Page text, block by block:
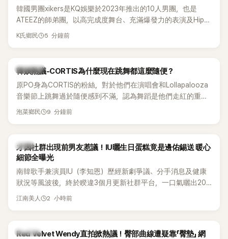
韓國男團xikers是KQ娛樂於2023年推出的10人男團，也是
ATEEZ的師弟團，以高完成度舞台、充滿爆發力的表演及Hip-
Hop風格聞名，出道後迅速累積大批海內外粉絲，近年也陸續
K氏鄉民 5 分鐘前
熱議討論
韓娛熱議-CORTIS為什麼現在跳舞都這麼隨便？
原PO身為CORTIS的粉絲，對於他們在演唱會和Lollapalooza
音樂節上跳舞過於隨便感到不滿，認為舞蹈是他們走紅的重要
原因，希望他們能更認真地表演。
泡菜鄉民 9 分鐘前
韓星
才因社群出現前男友惹議！IU曬生日蛋糕竟是邊佑錫送 暖心
細節全曝光
南韓歌手兼演員IU（李知恩）歷經新劇爭議、分手消息及健康
狀況等風波後，終於睽違3個月更新社群平台，一口氣曬出20
張近況照，讓大批粉絲又驚又喜。其中，一張生日蛋糕照意外
江南美人 2 小時前
K-POP
Red Velvet Wendy直拍掀熱議！臀部曲線遭疑靠「臀墊」 網